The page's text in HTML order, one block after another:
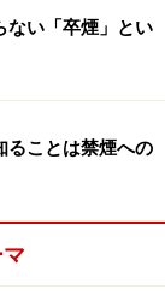
るからです。
えるのではな
ない、もっと
な生活が始ま
なり、前向き
うです。
」が始まると
分」に出会う
ない「卒煙」とい
ることは禁煙への